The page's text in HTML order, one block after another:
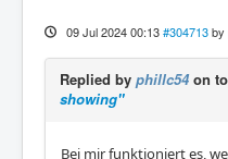
09 Jul 2024 00:13 #304713 by
Replied by phillc54on
showing"
Bei mir funktioniert es,